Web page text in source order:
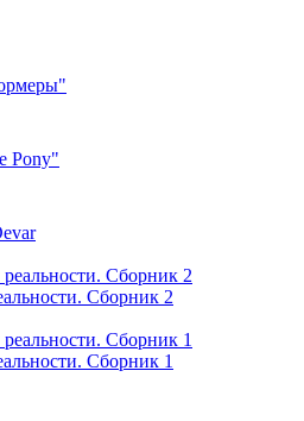
Pony"
Сборник 2
Сборник 1